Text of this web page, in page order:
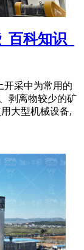
科知识_
开采中为常用的
剥离物较少的矿
大型机械设备,